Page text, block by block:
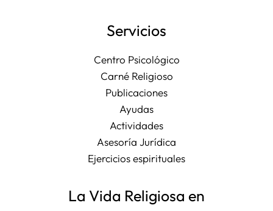
Servicios
Centro Psicológico
Carné Religioso
Publicaciones
Ayudas
Actividades
Asesoría Jurídica
Ejercicios espirituales
La Vida Religiosa en